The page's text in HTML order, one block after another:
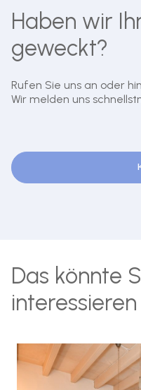
Haben wir
geweckt?
Rufen Sie uns an oder
Wir melden uns
Das könnte
interessieren